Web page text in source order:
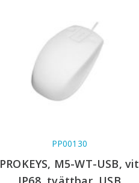
PP00130
PROKEYS, M5-WT-USB, vit